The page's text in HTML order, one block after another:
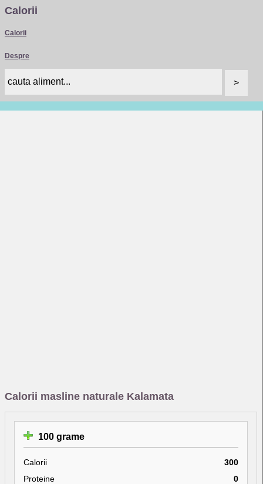
Calorii
Calorii
Despre
Calorii masline naturale Kalamata
100 grame
Calorii
300
Proteine
0